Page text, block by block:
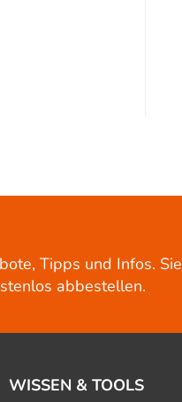
Tipps und Infos. Sie
abbestellen.
WISSEN & TOOLS